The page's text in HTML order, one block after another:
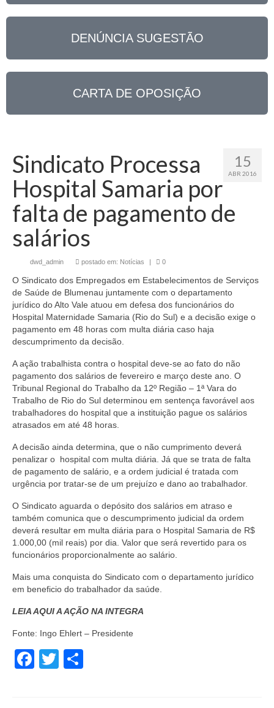
DENÚNCIA SUGESTÃO
CARTA DE OPOSIÇÃO
15
ABR 2016
Sindicato Processa
Hospital Samaria por
falta de pagamento de
salários
dwd_admin postado em: Notícias 0
O Sindicato dos Empregados em Estabelecimentos de Serviços
de Saúde de Blumenau juntamente com o departamento
jurídico do Alto Vale atuou em defesa dos funcionários do
Hospital Maternidade Samaria (Rio do Sul) e a decisão exige o
pagamento em 48 horas com multa diária caso haja
descumprimento da decisão.
A ação trabalhista contra o hospital deve-se ao fato do não
pagamento dos salários de fevereiro e março deste ano. O
Tribunal Regional do Trabalho da 12º Região – 1ª Vara do
Trabalho de Rio do Sul determinou em sentença favorável aos
trabalhadores do hospital que a instituição pague os salários
atrasados em até 48 horas.
A decisão ainda determina, que o não cumprimento deverá
penalizar o hospital com multa diária. Já que se trata de falta
de pagamento de salário, e a ordem judicial é tratada com
urgência por tratar-se de um prejuízo e dano ao trabalhador.
O Sindicato aguarda o depósito dos salários em atraso e
também comunica que o descumprimento judicial da ordem
deverá resultar em multa diária para o Hospital Samaria de R$
1.000,00 (mil reais) por dia. Valor que será revertido para os
funcionários proporcionalmente ao salário.
Mais uma conquista do Sindicato com o departamento jurídico
em beneficio do trabalhador da saúde.
LEIA AQUI A AÇÃO NA INTEGRA
Fonte: Ingo Ehlert – Presidente
Facebook
Twitter